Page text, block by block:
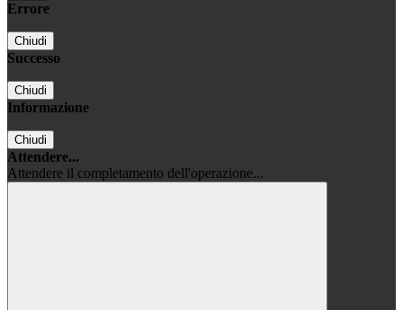
Errore
Chiudi
Successo
Chiudi
Informazione
Chiudi
Attendere...
Attendere il completamento dell'operazione...